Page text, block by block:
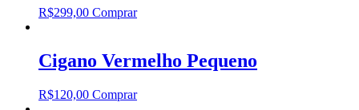
R$299,00 Comprar
Cigano Vermelho Pequeno
R$120,00 Comprar